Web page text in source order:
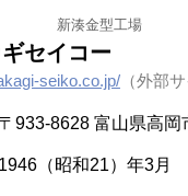
新湊金型工場
セイコー
seiko.co.jp/（外部サ
〒933-8628 富山県高岡
1946（昭和21）年3月